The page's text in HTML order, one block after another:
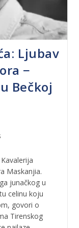
Ljubav
−
Bečkoj
Maskanjia.
junačkog u
celinu koju
govori o
Tirenskog